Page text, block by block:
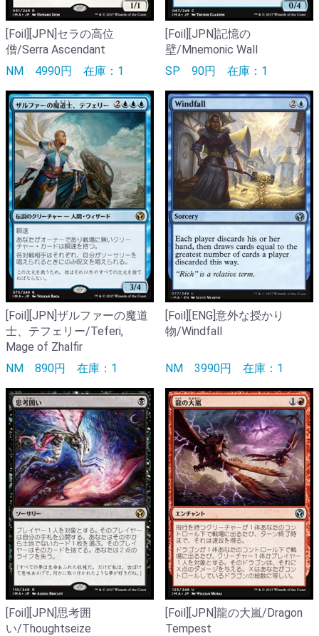
[Foil][JPN]セラの高位
僧/Serra Ascendant
NM 4990円 在庫：1
[Foil][JPN]記憶の
壁/Mnemonic Wall
SP 90円 在庫：1
[Foil][JPN]ザルファーの魔道
士、テフェリー/Teferi,
Mage of Zhalfir
NM 890円 在庫：1
[Foil][ENG]意外な授かり
物/Windfall
NM 3990円 在庫：1
[Foil][JPN]思考囲
い/Thoughtseize
[Foil][JPN]龍の大嵐/Dragon
Tempest